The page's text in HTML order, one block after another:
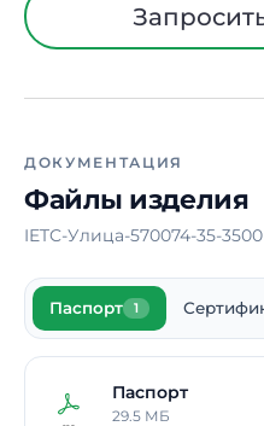
Длина
Высота
Срок службы
Гарантия
ДОКУМЕНТАЦИЯ
Файлы изделия
IETC-Улица-570074-35-
Паспорт 1
Паспорт
29.5 МБ